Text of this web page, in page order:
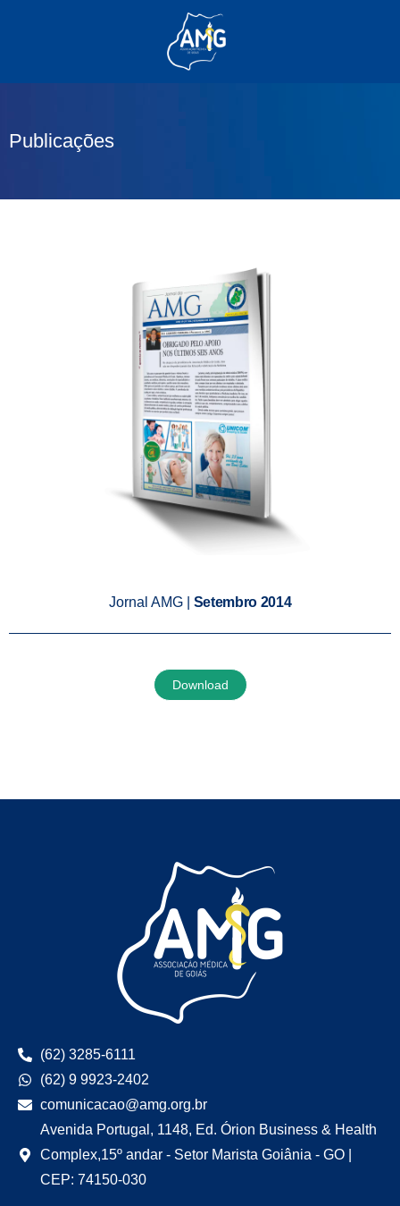
Publicações
Jornal AMG | Setembro 2014
Download
(62) 3285-6111
(62) 9 9923-2402
comunicacao@amg.org.br
Avenida Portugal, 1148, Ed. Órion Business & Health
Complex,15º andar - Setor Marista Goiânia - GO |
CEP: 74150-030